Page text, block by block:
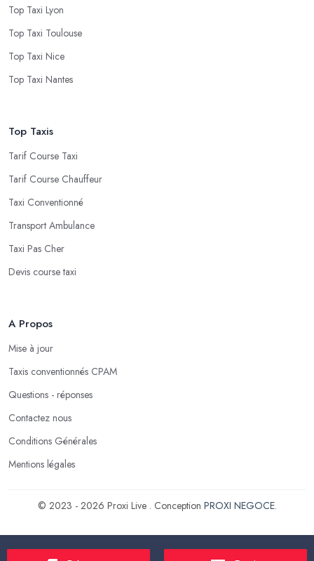
Top Taxi Lyon
Top Taxi Toulouse
Top Taxi Nice
Top Taxi Nantes
Top Taxis
Tarif Course Taxi
Tarif Course Chauffeur
Taxi Conventionné
Transport Ambulance
Taxi Pas Cher
Devis course taxi
A Propos
Mise à jour
Taxis conventionnés CPAM
Questions - réponses
Contactez nous
Conditions Générales
Mentions légales
© 2023 - 2026 Proxi Live . Conception PROXI NEGOCE.